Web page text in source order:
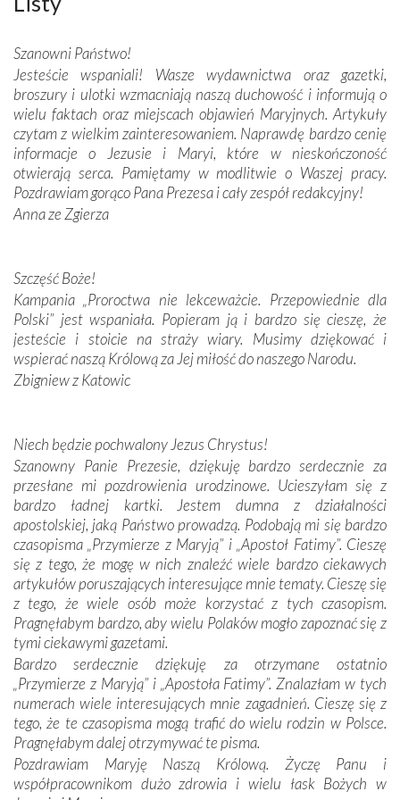
wspaniałe zdobienia, dbałość ich twórców o detale,
budowniczych.
Podążyliśmy też śladami fatimskich wizjonerów – Łucji
dos Santos oraz świętych Hiacynty i Franciszka Marto.
Modliliśmy się przy ich grobach. Odprawiliśmy Drogę
Krzyżową w ich rodzinnych stronach, odwiedziliśmy
domy, w których żyli.
W miejscu objawień Matki Bożej zapaliliśmy świece
Podczas tej kilkudniowej wyprawy na każdym kroku
spotykaliśmy się z serdeczną otwartością
Portugalczyków. Podziwialiśmy ich ludową sztukę i
zwyczaje. Mimo że nasze kraje są od siebie bardzo
oddalone, w żaden sposób nie czuliśmy się obco.
Sprawiła to oczywiście sama Matka Boża, ale też
kulturowa bliskość biorąca swój początek w naszej
mieliśmy okazję przekonać się, że Maryja swoją opieką
otacza nie tylko nasz naród, lecz wszystkie nacje, które
się Jej ufnie oddają, a także każdą osobę, która zawierza
Jej siebie oraz swych bliskich.
Dzieje Portugalii to również historia wierności Bogu i
odstępstw, także w życiu władców. Trudne momenty w
wymiarze tak osobistym, jak i zbiorowym, przypominają o
konieczności ciągłego zabiegania o własną duszę i o łaskę
Opatrzności. Wierność przynosi pomyślność –
przynajmniej w życiu duchowym. Odstępstwo owocuje
nieszczęściem i śmiercią. Te uniwersalne prawdy
przychodziły na myśl, gdy słuchaliśmy opowieści
przewodników o portugalskich monarchach i wodzach,
zwycięskich bitwach i nieszczęśliwych losach grzesznych
kochanków.
Byli tym razem pośród Apostołów Fatimy reprezentanci
Szanowni Państwo!
Jesteście wspaniali! Wasze wydawnictwa oraz gazetki,
broszury i ulotki wzmacniają naszą duchowość i informują o
wielu faktach oraz miejscach objawień Maryjnych. Artykuły
czytam z wielkim zainteresowaniem. Naprawdę bardzo cenię
informacje o Jezusie i Maryi, które w nieskończoność
otwierają serca. Pamiętamy w modlitwie o Waszej pracy.
Pozdrawiam gorąco Pana Prezesa i cały zespół redakcyjny!
Anna ze Zgierza
Szczęść Boże!
Kampania „Proroctwa nie lekceważcie. Przepowiednie dla
Polski” jest wspaniała. Popieram ją i bardzo się cieszę, że
jesteście i stoicie na straży wiary. Musimy dziękować i
wspierać naszą Królową za Jej miłość do naszego Narodu.
Zbigniew z Katowic
Niech będzie pochwalony Jezus Chrystus!
Szanowny Panie Prezesie, dziękuję bardzo serdecznie za
przesłane mi pozdrowienia urodzinowe. Ucieszyłam się z
bardzo ładnej kartki. Jestem dumna z działalności
apostolskiej, jaką Państwo prowadzą. Podobają mi się bardzo
czasopisma „Przymierze z Maryją” i „Apostoł Fatimy”. Cieszę
się z tego, że mogę w nich znaleźć wiele bardzo ciekawych
artykułów poruszających interesujące mnie tematy. Cieszę się
z tego, że wiele osób może korzystać z tych czasopism.
Pragnęłabym bardzo, aby wielu Polaków mogło zapoznać się z
tymi ciekawymi gazetami.
Bardzo serdecznie dziękuję za otrzymane ostatnio
„Przymierze z Maryją” i „Apostoła Fatimy”. Znalazłam w tych
numerach wiele interesujących mnie zagadnień. Cieszę się z
tego, że te czasopisma mogą trafić do wielu rodzin w Polsce.
Pragnęłabym dalej otrzymywać te pisma.
Pozdrawiam Maryję Naszą Królową. Życzę Panu i
współpracownikom dużo zdrowia i wielu łask Bożych w